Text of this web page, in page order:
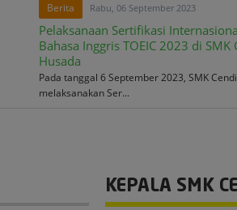
Berita Rabu, 06 September 2023
Pelaksanaan Sertifikasi
Bahasa Inggris TOEIC 2023 di SMK
Husada
Pada tanggal 6 September 2023, SMK
melaksanakan Ser...
KEPALA SMK